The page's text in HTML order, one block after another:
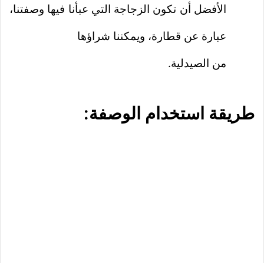
الأفضل أن تكون الزجاجة التي عبأنا فيها وصفتنا،
عبارة عن قطارة، ويمكننا شراؤها
من الصيدلية.
طريقة استخدام الوصفة: